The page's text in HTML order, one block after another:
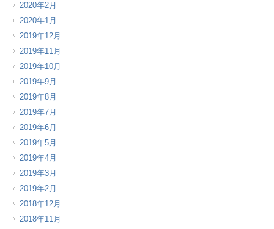
2020年2月
2020年1月
2019年12月
2019年11月
2019年10月
2019年9月
2019年8月
2019年7月
2019年6月
2019年5月
2019年4月
2019年3月
2019年2月
2018年12月
2018年11月